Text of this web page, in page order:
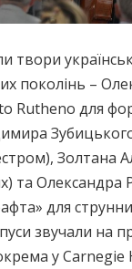
твори
поколінь –
Rutheno для
Золтана
та Олександра
для
звучали на
у